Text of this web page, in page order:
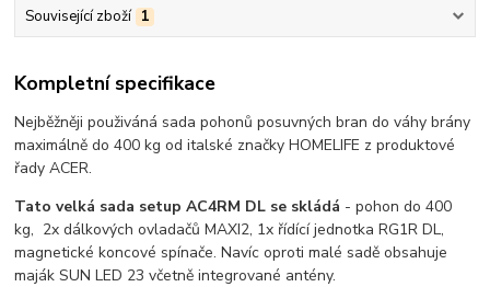
Související zboží 1
Kompletní specifikace
Nejběžněji použiváná sada pohonů posuvných bran do váhy brány
maximálně do 400 kg od italské značky HOMELIFE z produktové
řady ACER.
Tato velká sada setup AC4RM DL se skládá - pohon do 400
kg, 2x dálkových ovladačů MAXI2, 1x řídící jednotka RG1R DL,
magnetické koncové spínače. Navíc oproti malé sadě obsahuje
maják SUN LED 23 včetně integrované antény.